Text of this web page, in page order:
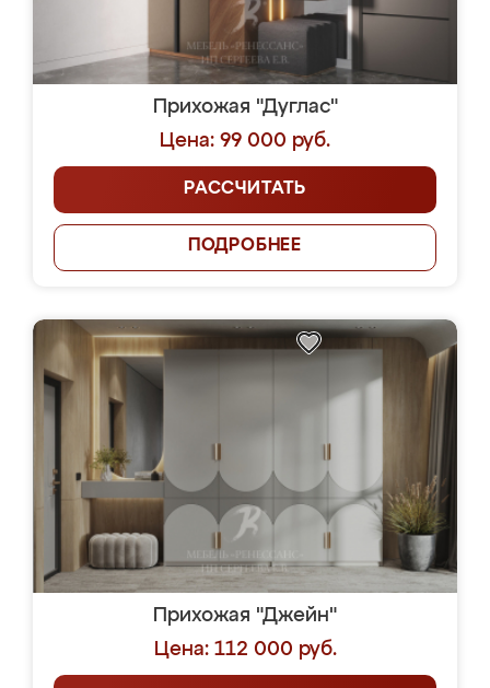
Прихожая "Дуглас"
Цена: 99 000 руб.
РАССЧИТАТЬ
ПОДРОБНЕЕ
Прихожая "Джейн"
Цена: 112 000 руб.